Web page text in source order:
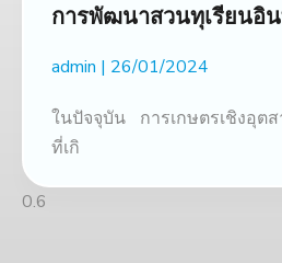
การพัฒนาสวนทุเรียนอิ
admin 26/01/2024
ในปัจจุบัน การเกษตรเชิงอุต
ที่เกิ